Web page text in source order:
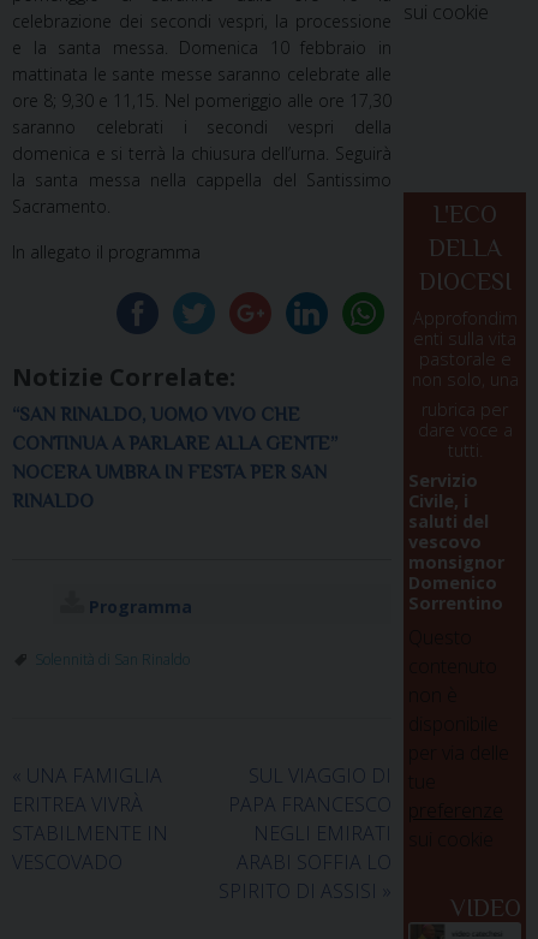
celebrazione dei secondi vespri, la processione
e la santa messa. Domenica 10 febbraio in
mattinata le sante messe saranno celebrate alle
ore 8; 9,30 e 11,15. Nel pomeriggio alle ore 17,30
saranno celebrati i secondi vespri della
domenica e si terrà la chiusura dell’urna. Seguirà
la santa messa nella cappella del Santissimo
Sacramento.
In allegato il programma
Notizie Correlate:
“SAN RINALDO, UOMO VIVO CHE
CONTINUA A PARLARE ALLA GENTE”
NOCERA UMBRA IN FESTA PER SAN
RINALDO
Programma
Solennità di San Rinaldo
« UNA FAMIGLIA
ERITREA VIVRÀ
STABILMENTE IN
VESCOVADO
SUL VIAGGIO DI
PAPA FRANCESCO
NEGLI EMIRATI
ARABI SOFFIA LO
SPIRITO DI ASSISI »
sui cookie
L'ECO
DELLA
DIOCESI
Approfondim
enti sulla vita
pastorale e
non solo, una
rubrica per
dare voce a
tutti.
Servizio
Civile, i
saluti del
vescovo
monsignor
Domenico
Sorrentino
VIDEO